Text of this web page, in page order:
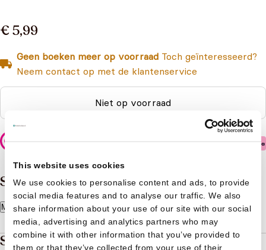
This website uses cookies
We use cookies to personalise content and ads, to provide
social media features and to analyse our traffic. We also
share information about your use of our site with our social
media, advertising and analytics partners who may
combine it with other information that you’ve provided to
them or that they’ve collected from your use of their
€ 5,99
Geen boeken meer op voorraad Toch geïnteresseerd?
Neem contact op met de klantenservice
Niet op voorraad
Veilig betalen
Samenvatting
Meer lezen
Specificaties